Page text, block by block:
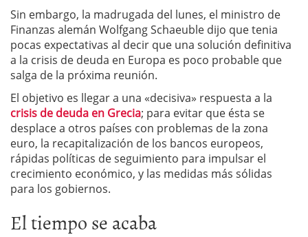
Sin embargo, la madrugada del lunes, el ministro de
Finanzas alemán Wolfgang Schaeuble dijo que tenia
pocas expectativas al decir que una solución definitiva
a la crisis de deuda en Europa es poco probable que
salga de la próxima reunión.
El objetivo es llegar a una «decisiva» respuesta a la
crisis de deuda en Grecia; para evitar que ésta se
desplace a otros países con problemas de la zona
euro, la recapitalización de los bancos europeos,
rápidas políticas de seguimiento para impulsar el
crecimiento económico, y las medidas más sólidas
para los gobiernos.
El tiempo se acaba